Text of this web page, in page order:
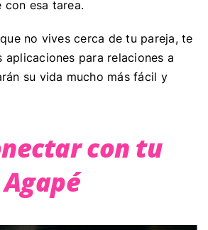
con esa tarea.
no vives cerca de tu pareja, te
aplicaciones para relaciones a
su vida mucho más fácil y
con tu